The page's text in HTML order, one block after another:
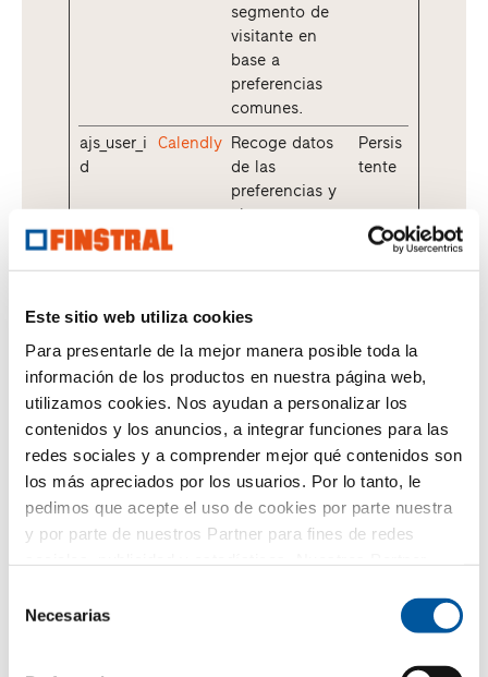
Este sitio web utiliza cookies
Para presentarle de la mejor manera posible toda la
información de los productos en nuestra página web,
utilizamos cookies. Nos ayudan a personalizar los
contenidos y los anuncios, a integrar funciones para las
redes sociales y a comprender mejor qué contenidos son
los más apreciados por los usuarios. Por lo tanto, le
pedimos que acepte el uso de cookies por parte nuestra
y por parte de nuestros Partner para fines de redes
proporcionados por usted o recogidos como parte de su
Necesarias
segmento de
visitante en
base a
preferencias
comunes.
ajs_user_i
d
Calendly Recoge datos
de las
preferencias y
el
Esta
utiliza para
producir
contenidos y
publicidad más
relevantes para
un usuario
concreto.
Persis
tente
ASP.NET
_SessionI
www.do
orconfig
Conserva los
estados de los
Sesió
n